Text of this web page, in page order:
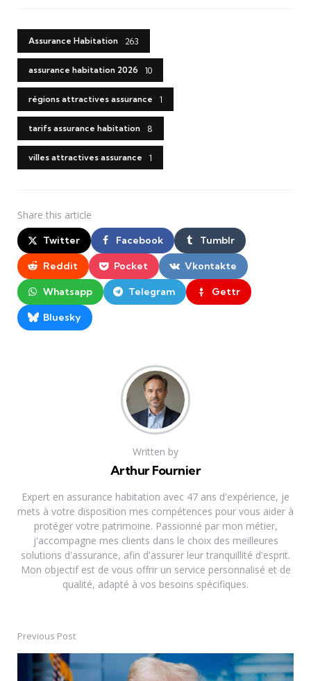
Assurance Habitation 263
assurance habitation 2026 10
régions attractives assurance 1
tarifs assurance habitation 8
villes attractives assurance 1
Share this article
Twitter Facebook Tumblr
Reddit Pocket Vkontakte
Whatsapp Telegram Gettr
Bluesky
Written by
Arthur Fournier
Expert en assurance habitation avec 47 ans d'expérience, je
mets à votre disposition mes compétences pour vous aider à
protéger votre patrimoine. Passionné par mon métier,
j'accompagne mes clients dans le choix des meilleures
solutions d'assurance, afin d'assurer leur tranquillité d'esprit.
Mon objectif est de vous offrir un service personnalisé et de
qualité, adapté à vos besoins spécifiques.
Post
navigation
Previous Post